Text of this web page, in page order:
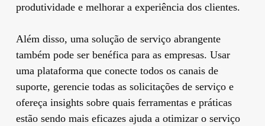
produtividade e melhorar a experiência dos clientes.
Além disso, uma solução de serviço abrangente
também pode ser benéfica para as empresas. Usar
uma plataforma que conecte todos os canais de
suporte, gerencie todas as solicitações de serviço e
ofereça insights sobre quais ferramentas e práticas
estão sendo mais eficazes ajuda a otimizar o serviço